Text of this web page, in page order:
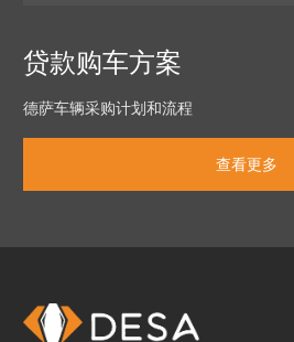
贷款购车方案
德萨车辆采购计划和流程
查看更多